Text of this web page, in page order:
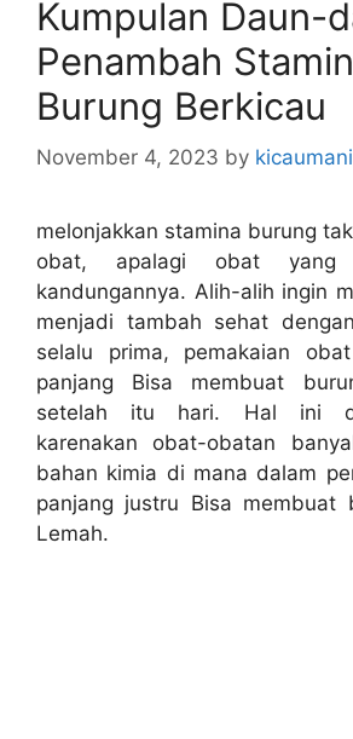
Kumpulan Daun-
Penambah
Burung Berkicau
November 4, 2023 by
melonjakkan stamina burung
obat, apalagi obat yang
kandungannya. Alih-alih ingin
menjadi tambah sehat
selalu prima, pemakaian
panjang Bisa membuat
setelah itu hari. Hal ini
karenakan obat-obatan
bahan kimia di mana dalam
panjang justru Bisa membuat
Lemah.